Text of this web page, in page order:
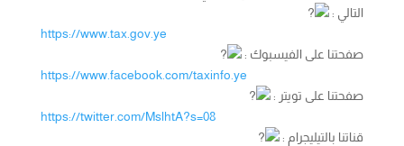
التالي :
https://www.tax.gov.ye
صفحتنا على الفيسبوك :
https://www.facebook.com/taxinfo.ye
صفحتنا على تويتر :
https://twitter.com/MslhtA?s=08
قناتنا بالتيليجرام :